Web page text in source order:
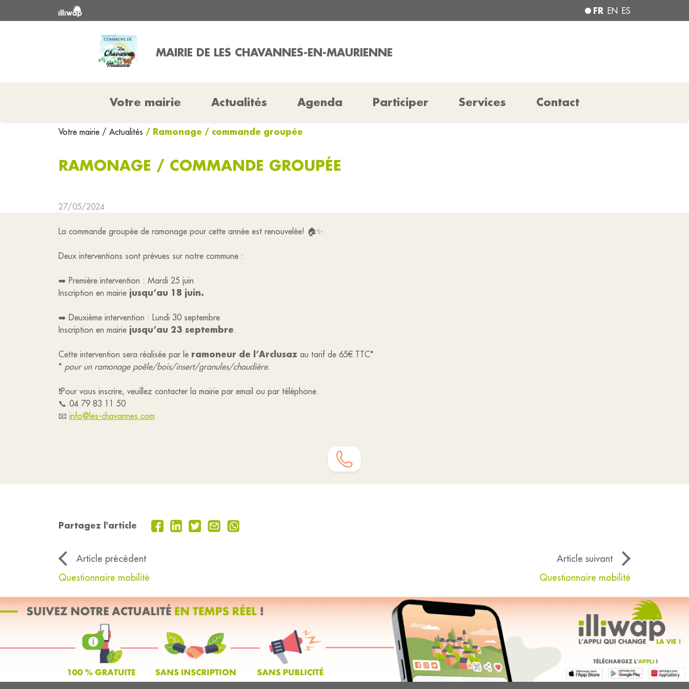
FR EN ES
MAIRIE DE LES CHAVANNES-EN-MAURIENNE
Votre mairie Actualités Agenda Participer Services Contact
Votre mairie / Actualités / Ramonage / commande groupée
RAMONAGE / COMMANDE GROUPÉE
27/05/2024
La commande groupée de ramonage pour cette année est renouvelée! 🏠✨
Deux interventions sont prévues sur notre commune :
➡️ Première intervention : Mardi 25 juin
Inscription en mairie jusqu’au 18 juin.
➡️ Deuxième intervention : Lundi 30 septembre
Inscription en mairie jusqu’au 23 septembre.
Cette intervention sera réalisée par le ramoneur de l’Arclusaz au tarif de 65€ TTC*
* pour un ramonage poêle/bois/insert/granules/chaudière.
❗️Pour vous inscrire, veuillez contacter la mairie par email ou par téléphone.
📞 04 79 83 11 50
📧 info@les-chavannes.com
Partagez l'article
Article précédent
Article suivant
Questionnaire mobilité
Questionnaire mobilité